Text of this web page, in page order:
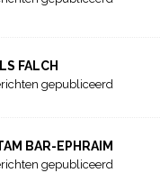
FALCH
gepubliceerd
BAR-EPHRAIM
gepubliceerd